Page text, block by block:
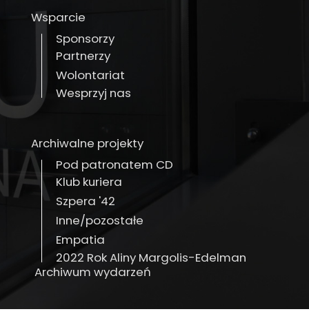
Wsparcie
Sponsorzy
Partnerzy
Wolontariat
Wesprzyj nas
Archiwalne projekty
Pod patronatem CD
Klub kuriera
Szpera '42
Inne/pozostałe
Empatia
2022 Rok Aliny Margolis-Edelman
Archiwum wydarzeń